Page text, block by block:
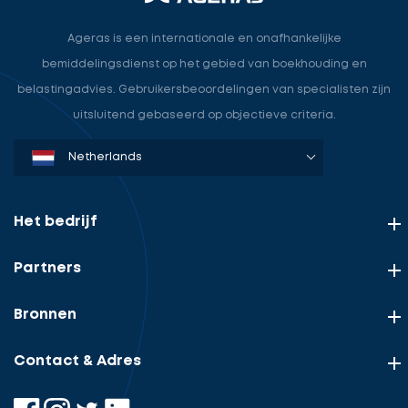
Ageras is een internationale en onafhankelijke
bemiddelingsdienst op het gebied van boekhouding en
belastingadvies. Gebruikersbeoordelingen van specialisten zijn
uitsluitend gebaseerd op objectieve criteria.
Denmark
Sweden
Norway
Netherlands
Germany
USA
Het bedrijf
Partners
Bronnen
Contact & Adres